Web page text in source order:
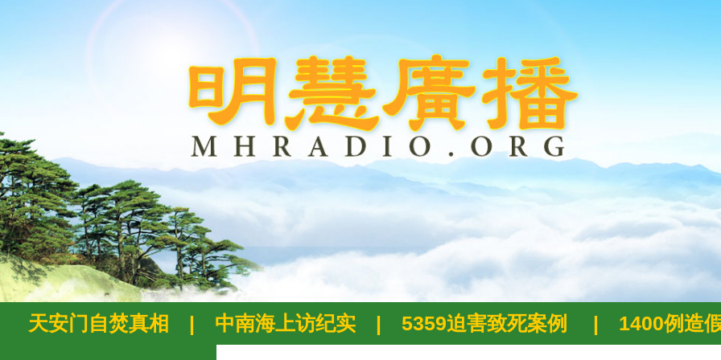
天安门自焚真相 | 中南海上访纪实 | 5359迫害致死案例 | 1400例造